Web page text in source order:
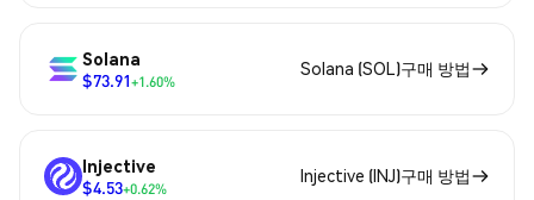
Solana
$73.91+1.60%
Solana (SOL)구매 방법
Injective
$4.53+0.62%
Injective (INJ)구매 방법